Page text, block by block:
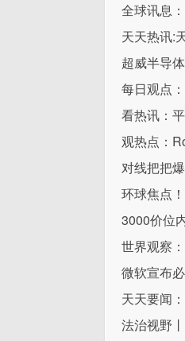
全球讯息
天天热讯:
超威半导
每日观点
看热讯：
观热点：
对线把把
环球焦点
3000价位
世界观察
微软宣布
天天要闻
法治视野